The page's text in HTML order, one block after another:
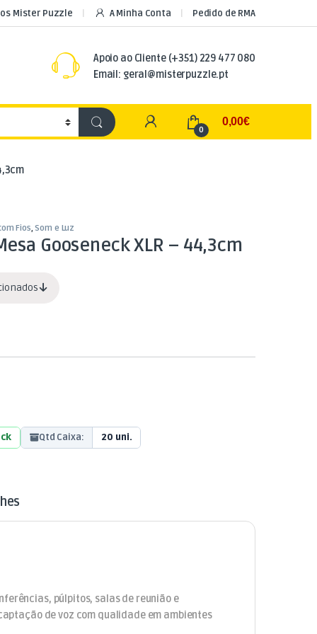
Mister Puzzle A Minha Conta Pedido de RMA
Apoio ao Cliente(+351) 229 477 080
Email: geral@misterpuzzle.pt
My Account
0
0,00€
Fios,Som e Luz
Gooseneck XLR – 44,3cm
Qtd Caixa: 20 uni.
púlpitos, salas de reunião e
de voz com qualidade em ambientes